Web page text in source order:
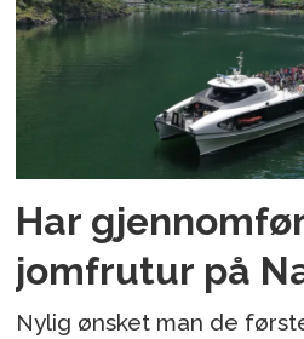
Har
jomfrutur på
Nylig ønsket man de